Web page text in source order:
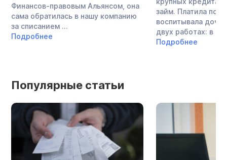
Финансов-правовым Альянсом, она
сама обратилась в нашу компанию
за списанием ...
Подробнее
займ. Платила по
воспитывала дочь,
двух работах: в ...
Подробнее
Популярные статьи